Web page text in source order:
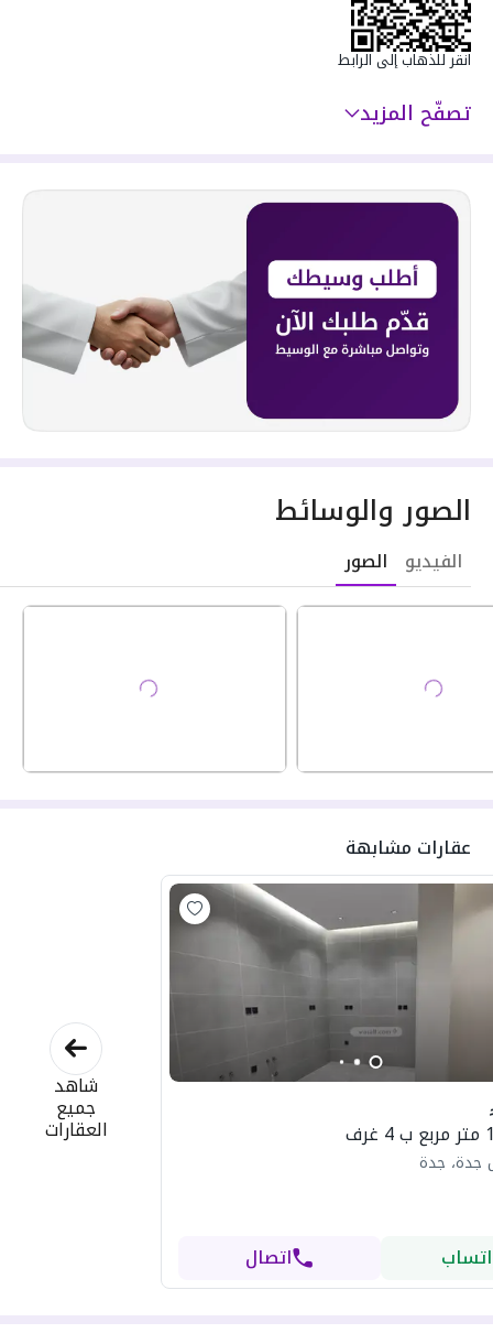
سعرها 740000 ر.س
انقر للذهاب إلى الرابط
تصفّح المزيد
الصور والوسائط
الفيديو الصور
عقارات مشابهة
جدة، جدة
اتصال
شاهد
جميع
العقارات